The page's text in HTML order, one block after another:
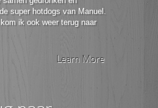
super hotdogs van Manuel.
ik ook weer terug naar
Learn More